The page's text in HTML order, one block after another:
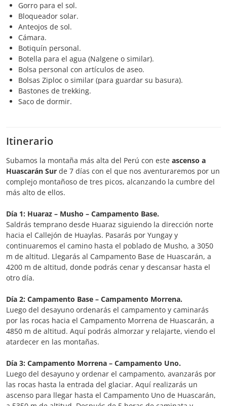
Gorro para el sol.
Bloqueador solar.
Anteojos de sol.
Cámara.
Botiquín personal.
Botella para el agua (Nalgene o similar).
Bolsa personal con artículos de aseo.
Bolsas Ziploc o similar (para guardar su basura).
Bastones de trekking.
Saco de dormir.
Itinerario
Subamos la montaña más alta del Perú con este ascenso a
Huascarán Sur de 7 días con el que nos aventuraremos por un
complejo montañoso de tres picos, alcanzando la cumbre del
más alto de ellos.
Día 1: Huaraz – Musho – Campamento Base.
Saldrás temprano desde Huaraz siguiendo la dirección norte
hacia el Callejón de Huaylas. Pasarás por Yungay y
continuaremos el camino hasta el poblado de Musho, a 3050
m de altitud. Llegarás al Campamento Base de Huascarán, a
4200 m de altitud, donde podrás cenar y descansar hasta el
otro día.
Día 2: Campamento Base – Campamento Morrena.
Luego del desayuno ordenarás el campamento y caminarás
por las rocas hacia el Campamento Morrena de Huascarán, a
4850 m de altitud. Aquí podrás almorzar y relajarte, viendo el
atardecer en las montañas.
Día 3: Campamento Morrena – Campamento Uno.
Luego del desayuno y ordenar el campamento, avanzarás por
las rocas hasta la entrada del glaciar. Aquí realizarás un
ascenso para llegar hasta el Campamento Uno de Huascarán,